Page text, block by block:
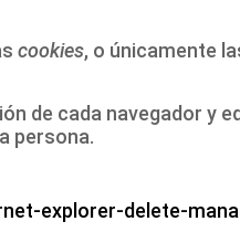
cookies, o únicamente
de cada navegador y
persona.
explorer-delete-